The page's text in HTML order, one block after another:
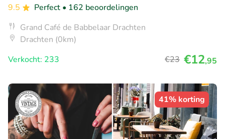
9.5
Perfect • 162 beoordelingen
Grand Café de Babbelaar Drachten
Drachten (0km)
Verkocht: 233
€23 €12,95
41% korting